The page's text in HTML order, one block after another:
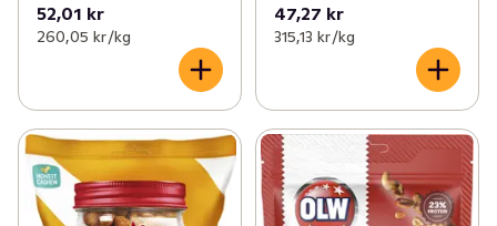
52,01 kr
260,05 kr /kg
47,27 kr
315,13 kr /kg